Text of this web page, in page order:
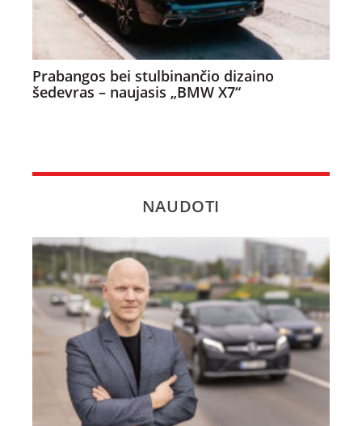
Prabangos bei stulbinančio dizaino
šedevras – naujasis „BMW X7“
NAUDOTI